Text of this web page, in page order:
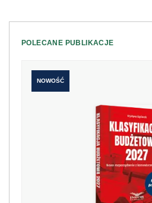
POLECANE PUBLIKACJE
NOWOŚĆ